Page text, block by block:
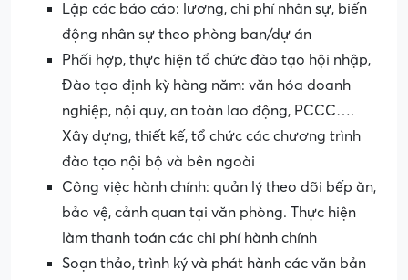
Lập các báo cáo: lương, chi phí nhân sự, biến
động nhân sự theo phòng ban/dự án
Phối hợp, thực hiện tổ chức đào tạo hội nhập,
Đào tạo định kỳ hàng năm: văn hóa doanh
nghiệp, nội quy, an toàn lao động, PCCC….
Xây dựng, thiết kế, tổ chức các chương trình
đào tạo nội bộ và bên ngoài
Công việc hành chính: quản lý theo dõi bếp ăn,
bảo vệ, cảnh quan tại văn phòng. Thực hiện
làm thanh toán các chi phí hành chính
Soạn thảo, trình ký và phát hành các văn bản